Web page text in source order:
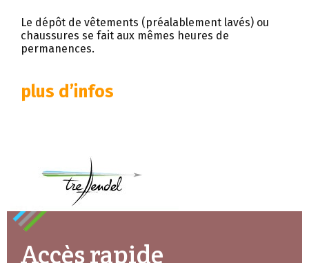
Le dépôt de vêtements (préalablement lavés) ou
chaussures se fait aux mêmes heures de
permanences.
plus d’infos
Accès rapide